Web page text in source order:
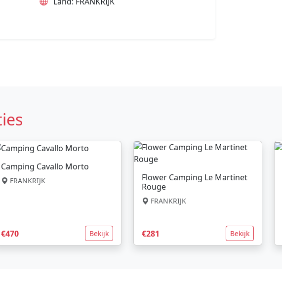
Camping Cavallo Morto
FRANKRIJK
€470 Bekijk
Flower Camping Le Martinet
Rouge
FRANKRIJK
€281 Bekijk